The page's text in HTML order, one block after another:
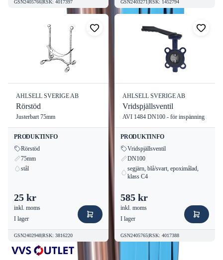
GSN2405766RSK: 4017397 GSN2403271RSK: 1452794
AHLSELL SVERIGE AB
Rörstöd
Justerbart 75mm
PRODUKTINFO
Rörstöd
75mm
stål
25 kr
inkl. moms
I lager
GSN2402948|RSK: 3816220
AHLSELL SVERIGE AB
Vridspjällsventil
AVI 1484 DN100 - för inspänning
PRODUKTINFO
Vridspjällsventil
DN100
segjärn, blå/svart, epoximålad,
klass C4
585 kr
inkl. moms
I lager
GSN2405765|RSK: 4017388